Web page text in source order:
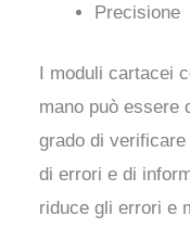
Precisione
I moduli cartacei
mano può essere
grado di
di errori e di
riduce gli errori e